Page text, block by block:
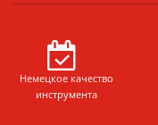
Немецкое качество
инструмента